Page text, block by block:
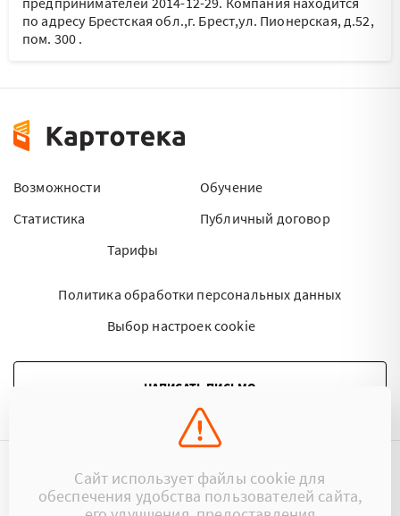
по адресу Брестская обл.,г. Брест,ул. Пионерская, д.52,
пом. 300 .
Возможности
Статистика
Тарифы
Обучение
Публичный договор
Политика обработки персональных данных
Выбор настроек cookie
НАПИСАТЬ ПИСЬМО
©2015 - 2026 Kartoteka.by Все права защищены.
Сайт использует файлы cookie для
обеспечения удобства пользователей сайта,